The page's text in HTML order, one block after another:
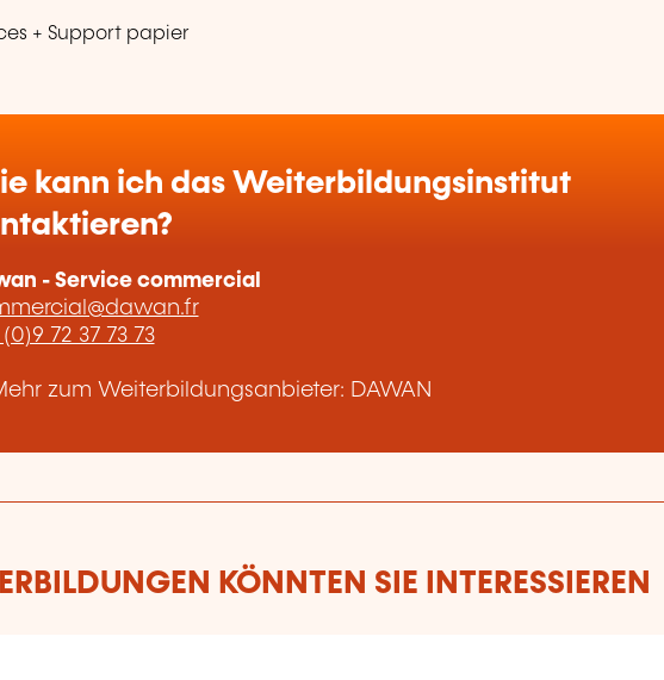
+ Support papier
kann ich das Weiterbildungsinstitut
- Service commercial
(0)9 72 37 73 73
zum Weiterbildungsanbieter: DAWAN
KÖNNTEN SIE INTERESSIEREN